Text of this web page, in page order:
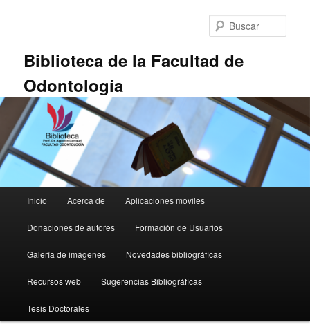
Biblioteca de la Facultad de
Odontología
principal
Inicio Acerca de Aplicaciones moviles
Donaciones de autores Formación de Usuarios
Galería de imágenes Novedades bibliográficas
Recursos web Sugerencias Bibliográficas
Tesis Doctorales